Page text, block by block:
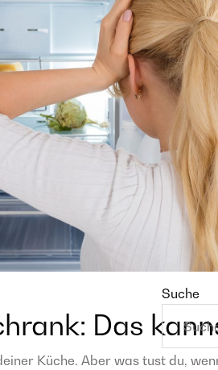
Suche
Das
Küche. Aber was tust du,